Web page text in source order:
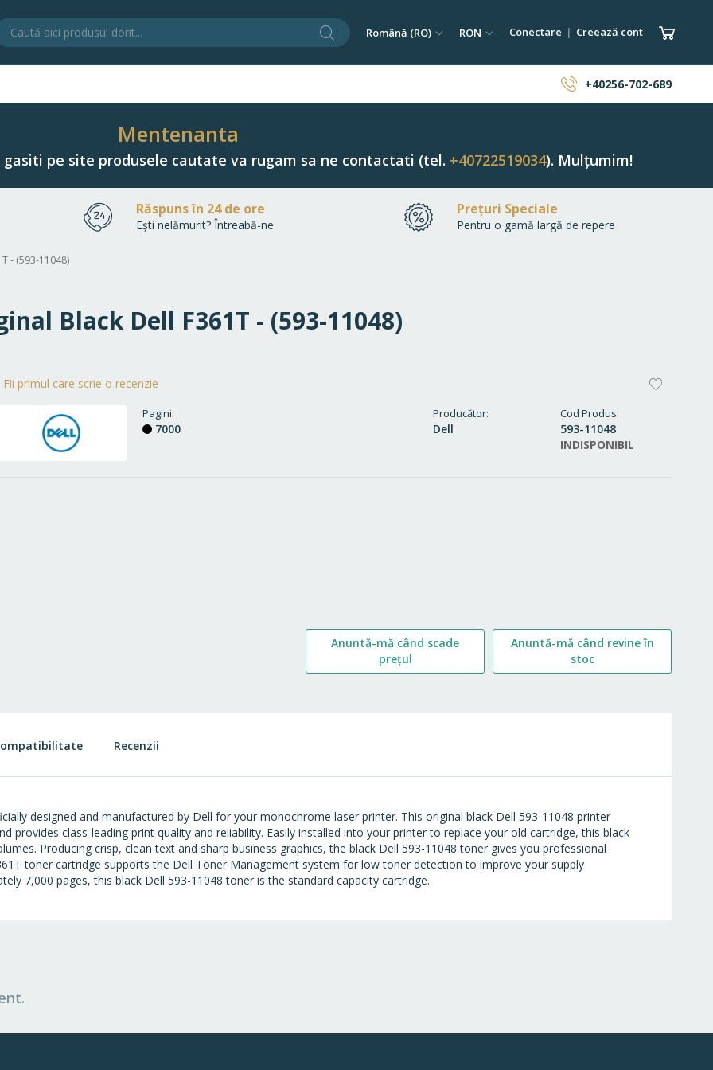
CăutareLimba
Română (RO) Monedă
RON Conectare Creează cont Coșul
+40256-702-689
Mentenanta
pe site produsele cautate va rugam sa ne contactati (tel. +40722519034). Mulțumim!
Răspuns în 24 de ore
Ești nelămurit? Întreabă-ne
Prețuri Speciale
Pentru o gamă largă de repere
- (593-11048)
Black Dell F361T - (593-11048)
Producător
Dell
Cod Produs
593-11048
INDISPONIBIL
Fii primul care scrie o recenzie
Pagini
7000
Anuntă-mă când scade
prețul
Anuntă-mă când revine în
stoc
designed and manufactured by Dell for your monochrome laser printer. This original black Dell 593-11048 printer
provides class-leading print quality and reliability. Easily installed into your printer to replace your old cartridge, this black
Producing crisp, clean text and sharp business graphics, the black Dell 593-11048 toner gives you professional
toner cartridge supports the Dell Toner Management system for low toner detection to improve your supply
7,000 pages, this black Dell 593-11048 toner is the standard capacity cartridge.
Recenzii